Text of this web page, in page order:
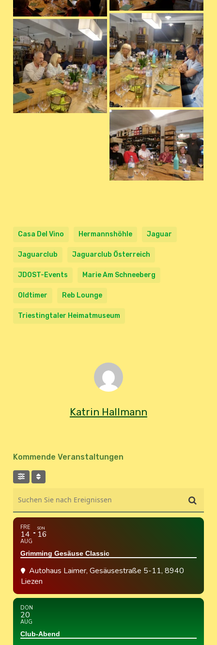
Casa Del Vino Hermannshöhle Jaguar
Jaguarclub Jaguarclub Österreich
JDOST-Events Marie Am Schneeberg
Oldtimer Reb Lounge
Triestingtaler Heimatmuseum
Katrin Hallmann
Kommende Veranstaltungen
FRE
14
AUG
SON
16
Grimming Gesäuse Classic
Autohaus Laimer, Gesäusestraße 5-11, 8940
Liezen
DON
20
AUG
Club-Abend